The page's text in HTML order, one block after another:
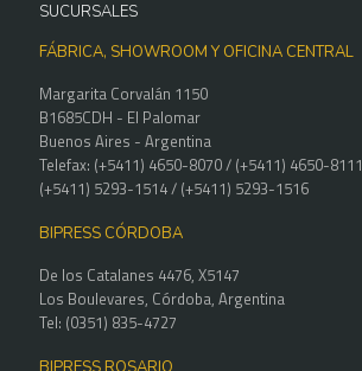
SUCURSALES
FÁBRICA, SHOWROOM Y OFICINA CENTRAL
Margarita Corvalán 1150
B1685CDH - El Palomar
Buenos Aires - Argentina
Telefax: (+5411) 4650-8070 / (+5411) 4650-8111
(+5411) 5293-1514 / (+5411) 5293-1516
BIPRESS CÓRDOBA
De los Catalanes 4476, X5147
Los Boulevares, Córdoba, Argentina
Tel: (0351) 835-4727